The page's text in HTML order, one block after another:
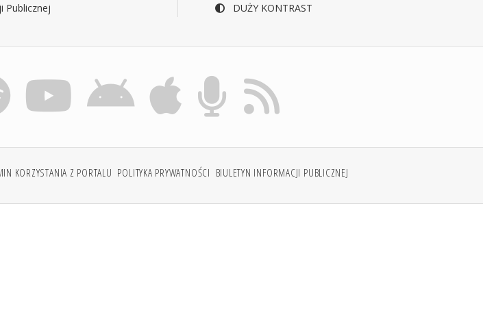
Publicznej
DUŻY KONTRAST
KORZYSTANIA Z PORTALU POLITYKA PRYWATNOŚCI BIULETYN INFORMACJI PUBLICZNEJ